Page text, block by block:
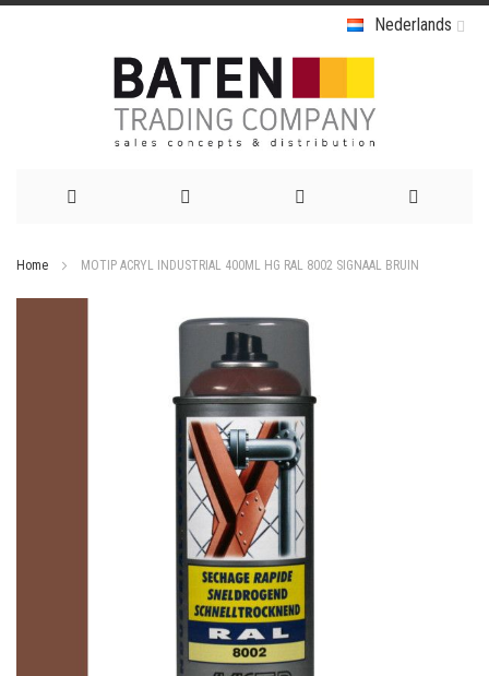
Nederlands
Home MOTIP ACRYL INDUSTRIAL 400ML HG RAL 8002 SIGNAAL BRUIN